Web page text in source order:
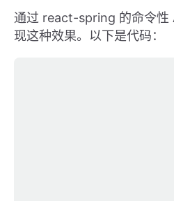
通过 react-spring 的命令性
现这种效果。以下是代码：